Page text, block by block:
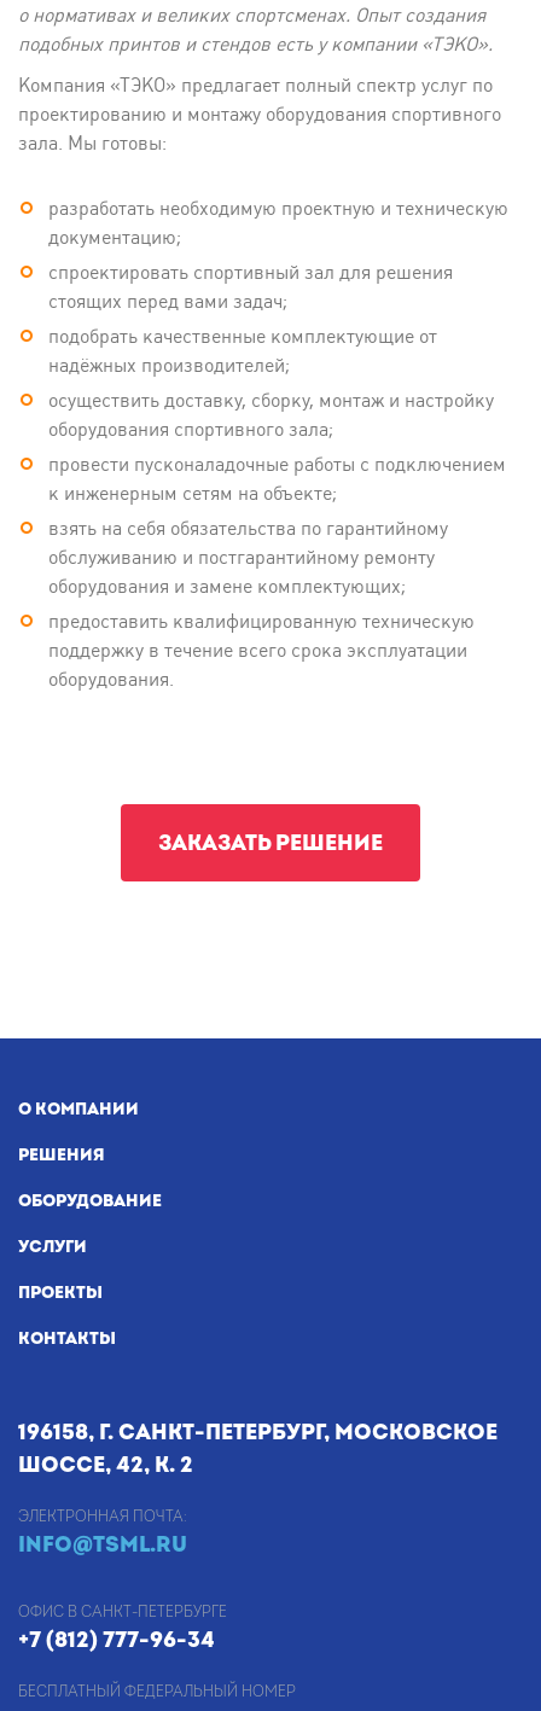
о нормативах и великих спортсменах. Опыт создания
подобных принтов и стендов есть у компании «ТЭКО».
Компания «ТЭКО» предлагает полный спектр услуг по
проектированию и монтажу оборудования спортивного
зала. Мы готовы:
разработать необходимую проектную и техническую
документацию;
спроектировать спортивный зал для решения
стоящих перед вами задач;
подобрать качественные комплектующие от
надёжных производителей;
осуществить доставку, сборку, монтаж и настройку
оборудования спортивного зала;
провести пусконаладочные работы с подключением
к инженерным сетям на объекте;
взять на себя обязательства по гарантийному
обслуживанию и постгарантийному ремонту
оборудования и замене комплектующих;
предоставить квалифицированную техническую
поддержку в течение всего срока эксплуатации
оборудования.
ЗАКАЗАТЬ РЕШЕНИЕ
О КОМПАНИИ
РЕШЕНИЯ
ОБОРУДОВАНИЕ
УСЛУГИ
ПРОЕКТЫ
КОНТАКТЫ
196158, г. Санкт-Петербург, Московское
шоссе, 42, к. 2
Электронная почта:
info@tsml.ru
Офис в Санкт-Петербурге
+7 (812) 777-96-34
Бесплатный федеральный номер